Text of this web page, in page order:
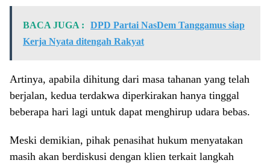
BACA JUGA :
DPD Partai NasDem Tanggamus siap
Kerja Nyata ditengah Rakyat
Artinya, apabila dihitung dari masa tahanan yang telah
berjalan, kedua terdakwa diperkirakan hanya tinggal
beberapa hari lagi untuk dapat menghirup udara bebas.
Meski demikian, pihak penasihat hukum menyatakan
masih akan berdiskusi dengan klien terkait langkah